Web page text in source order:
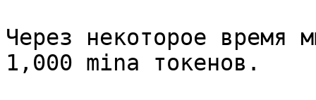
Через некоторое время
1,000 mina токенов.